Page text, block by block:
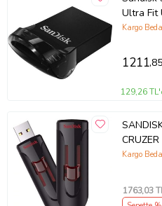
İhtiyacınız olan kapasite dosya
olduklarına ve kaç adet
her kapasite için ne kadar fotoğraf,
depolayabileceğinize dair fikir verir.
DOĞRU USB SEÇMEK
Ultra Fit
Siyah
Kargo
1211
129,26
USB
Kargo
1763,03